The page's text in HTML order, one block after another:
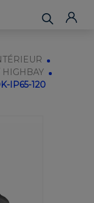
IP65-120